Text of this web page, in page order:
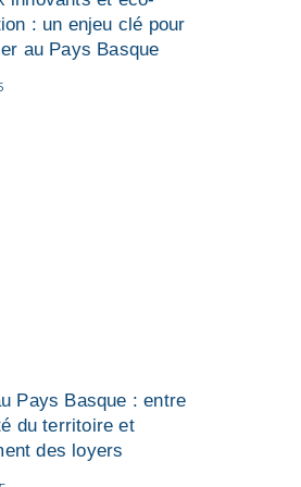
: un enjeu clé pour
au Pays Basque
Pays Basque : entre
du territoire et
des loyers